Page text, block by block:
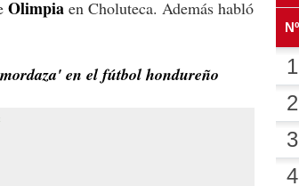
Olimpia en Choluteca. Además habló
en el fútbol hondureño